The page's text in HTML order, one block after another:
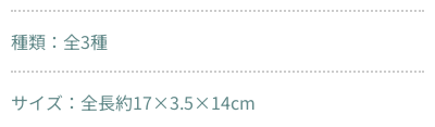
種類：全3種
サイズ：全長約17×3.5×14cm